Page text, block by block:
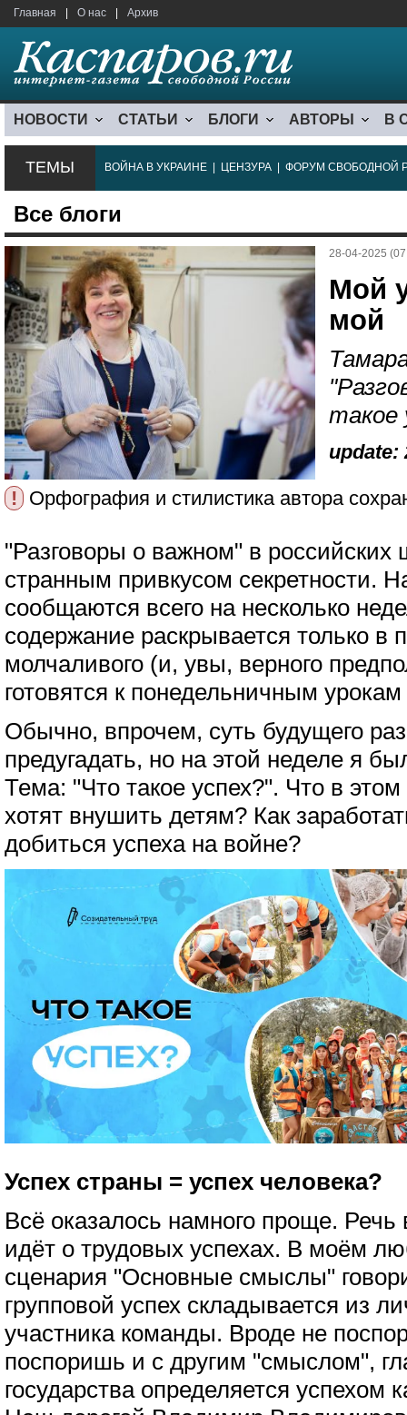
Главная О нас Архив
НОВОСТИ СТАТЬИ БЛОГИ АВТОРЫ В
ТЕМЫ ВОЙНА В УКРАИНЕ ЦЕНЗУРА ФОРУМ СВОБОДНОЙ
Все блоги
28-04-2025
Мой
мой
такое
update:
! Орфография и стилистика автора
"Разговоры о важном" в российских
странным привкусом секретности.
сообщаются всего на несколько
содержание раскрывается только в
молчаливого (и, увы, верного
готовятся к понедельничным
Обычно, впрочем, суть будущего
предугадать, но на этой неделе я
Тема: "Что такое успех?". Что в
хотят внушить детям? Как
добиться успеха на войне?
Успех страны = успех человека?
Всё оказалось намного проще.
идёт о трудовых успехах. В моём
сценария "Основные смыслы"
групповой успех складывается из
участника команды. Вроде не
поспоришь и с другим "смыслом",
государства определяется успехом